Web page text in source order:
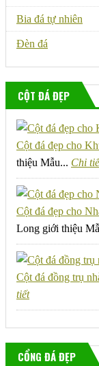
Bia đá tự nhiên
Đèn đá
CỘT ĐÁ ĐẸP
Cột đá đẹp cho
thiệu Mẫu... Chi
Cột đá đẹp cho
Long giới thiệu
Cột đá đồng trụ
tiết
CỔNG ĐÁ ĐẸP